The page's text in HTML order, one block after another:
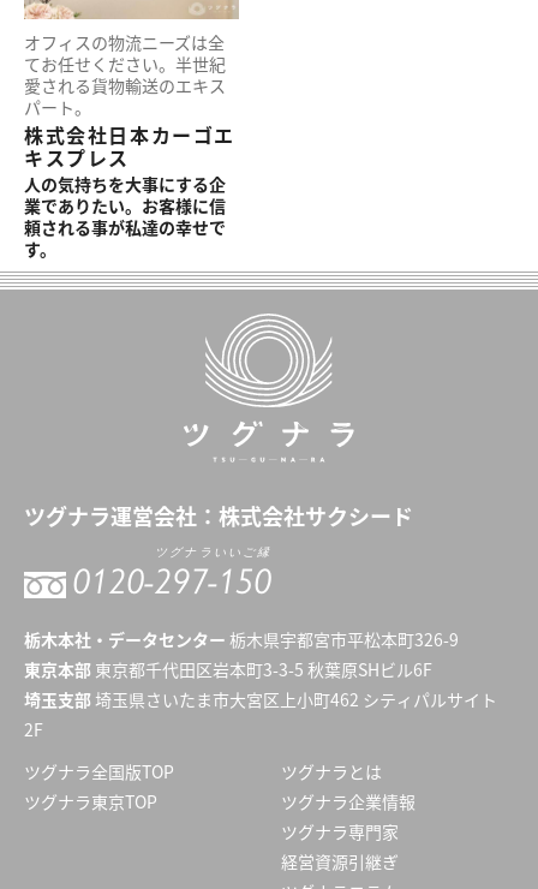
オフィスの物流ニーズは全
てお任せください。半世紀
愛される貨物輸送のエキス
パート。
株式会社日本カーゴエ
キスプレス
人の気持ちを大事にする企
業でありたい。お客様に信
頼される事が私達の幸せで
す。
ツグナラ運営会社： 株式会社サクシード
0120-297-150
ツグナラいいご縁
栃木本社・データセンター 栃木県宇都宮市平松本町326-9
東京本部 東京都千代田区岩本町3-3-5 秋葉原SHビル6F
埼玉支部 埼玉県さいたま市大宮区上小町462 シティパルサイト
2F
ツグナラ全国版TOP
ツグナラ東京TOP
ツグナラとは
ツグナラ企業情報
ツグナラ専門家
経営資源引継ぎ